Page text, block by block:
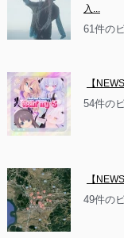
入...
61件の
【
54件の
【
49件の